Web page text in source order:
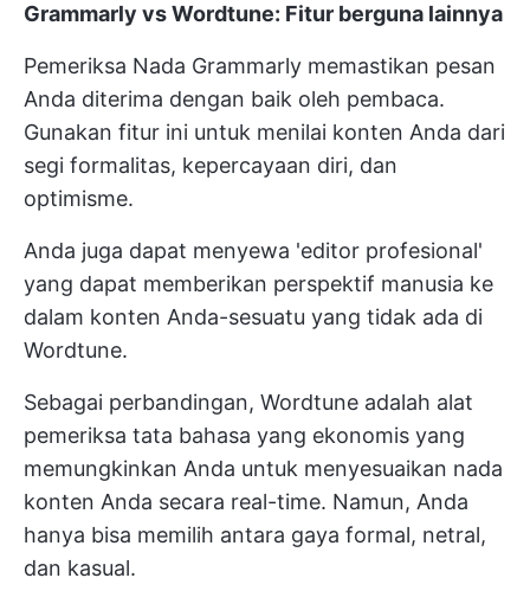
Grammarly vs Wordtune: Fitur berguna lainnya
Pemeriksa Nada Grammarly memastikan pesan
Anda diterima dengan baik oleh pembaca.
Gunakan fitur ini untuk menilai konten Anda dari
segi formalitas, kepercayaan diri, dan
optimisme.
Anda juga dapat menyewa 'editor profesional'
yang dapat memberikan perspektif manusia ke
dalam konten Anda-sesuatu yang tidak ada di
Wordtune.
Sebagai perbandingan, Wordtune adalah alat
pemeriksa tata bahasa yang ekonomis yang
memungkinkan Anda untuk menyesuaikan nada
konten Anda secara real-time. Namun, Anda
hanya bisa memilih antara gaya formal, netral,
dan kasual.